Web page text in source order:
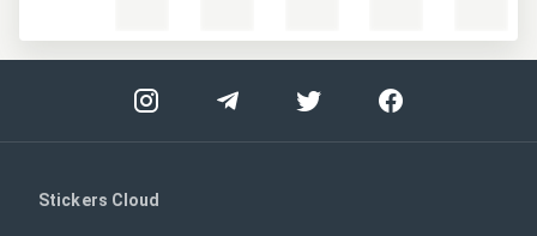
Stickers Cloud